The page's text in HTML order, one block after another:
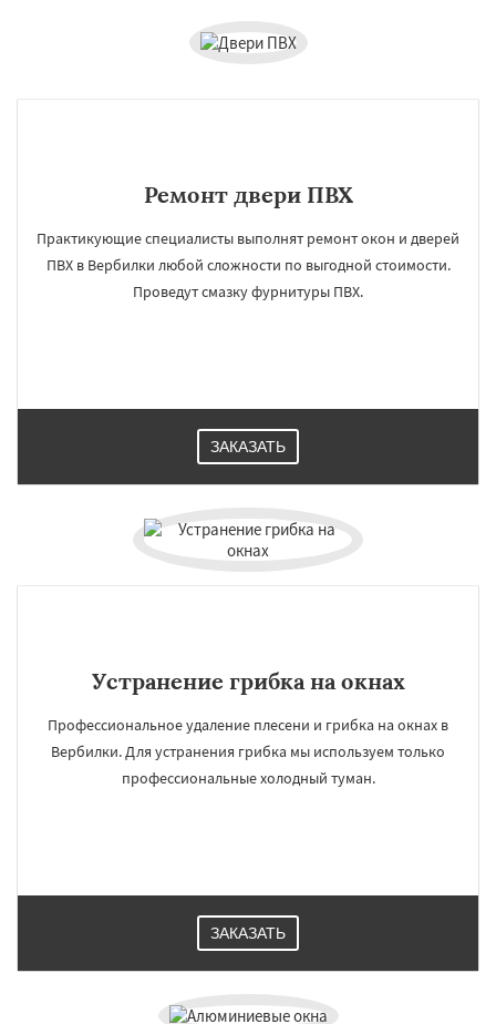
Ремонт двери ПВХ
Практикующие специалисты выполнят ремонт окон и дверей
ПВХ в Вербилки любой сложности по выгодной стоимости.
Проведут смазку фурнитуры ПВХ.
ЗАКАЗАТЬ
Устранение грибка на окнах
Профессиональное удаление плесени и грибка на окнах в
Вербилки. Для устранения грибка мы используем только
профессиональные холодный туман.
ЗАКАЗАТЬ